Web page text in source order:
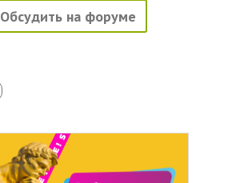
Обсудить на форуме